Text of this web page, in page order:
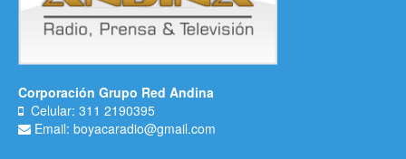
Corporación Grupo Red Andina
Celular: 311 2190395
Email: boyacaradio@gmail.com